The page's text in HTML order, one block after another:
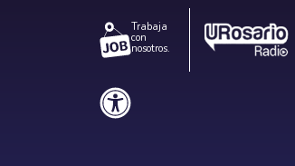
Trabaja
con
nosotros.